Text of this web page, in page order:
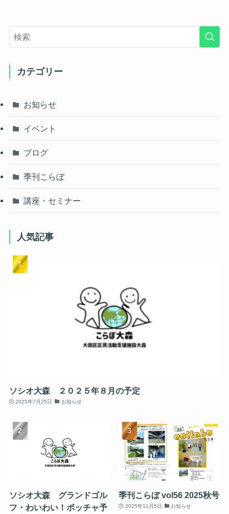
カテゴリー
お知らせ
イベント
ブログ
季刊こらぼ
講座・セミナー
人気記事
ソシオ大森 ２０２５年８月の予定
2025年7月25日 お知らせ
ソシオ大森 グランドゴル
フ・わいわい！ボッチャ予
季刊こらぼ vol56 2025秋号
2025年11月5日 お知らせ